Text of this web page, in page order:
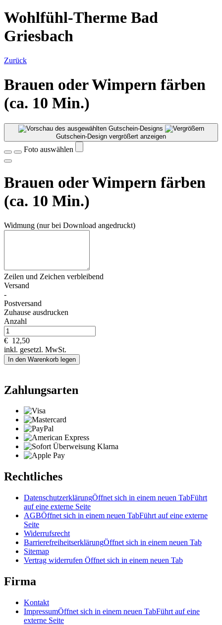
Wohlfühl-Therme Bad
Griesbach
Zurück
Brauen oder Wimpern färben
(ca. 10 Min.)
Gutschein-Design vergrößert anzeigen
Foto auswählen
Brauen oder Wimpern färben
(ca. 10 Min.)
Widmung (nur bei Download angedruckt)
Zeilen und Zeichen verbleibend
Versand
-
Postversand
Zuhause ausdrucken
Anzahl
€ 12,50
inkl. gesetzl. MwSt.
In den Warenkorb legen
Zahlungsarten
Rechtliches
DatenschutzerklärungÖffnet sich in einem neuen TabFührt
auf eine externe Seite
AGBÖffnet sich in einem neuen TabFührt auf eine externe
Seite
Widerrufsrecht
BarrierefreiheitserklärungÖffnet sich in einem neuen Tab
Sitemap
Vertrag widerrufen Öffnet sich in einem neuen Tab
Firma
Kontakt
ImpressumÖffnet sich in einem neuen TabFührt auf eine
externe Seite